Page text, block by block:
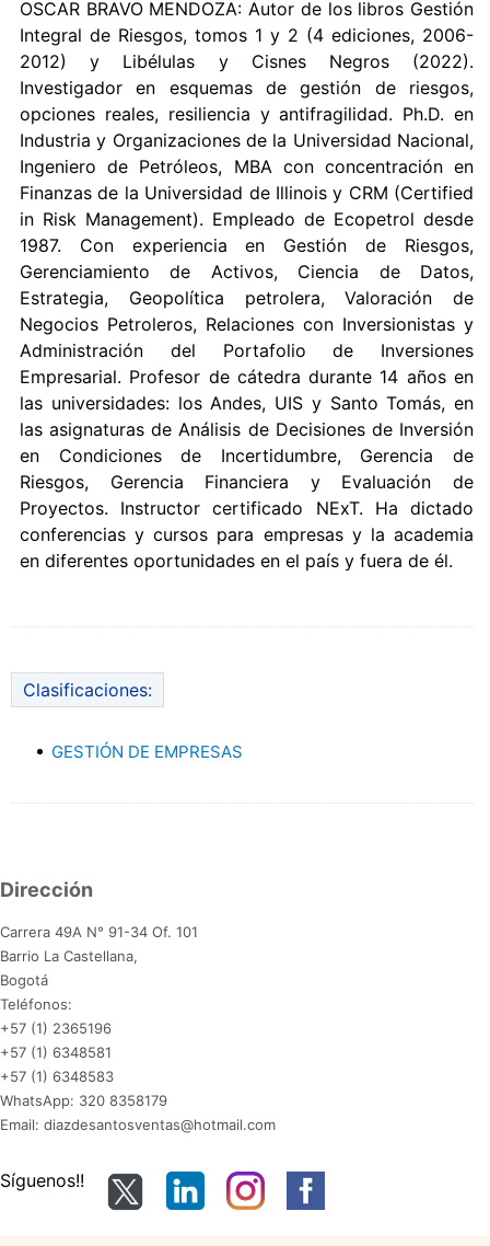
OSCAR BRAVO MENDOZA: Autor de los libros Gestión
Integral de Riesgos, tomos 1 y 2 (4 ediciones, 2006-
2012) y Libélulas y Cisnes Negros (2022).
Investigador en esquemas de gestión de riesgos,
opciones reales, resiliencia y antifragilidad. Ph.D. en
Industria y Organizaciones de la Universidad Nacional,
Ingeniero de Petróleos, MBA con concentración en
Finanzas de la Universidad de Illinois y CRM (Certified
in Risk Management). Empleado de Ecopetrol desde
1987. Con experiencia en Gestión de Riesgos,
Gerenciamiento de Activos, Ciencia de Datos,
Estrategia, Geopolítica petrolera, Valoración de
Negocios Petroleros, Relaciones con Inversionistas y
Administración del Portafolio de Inversiones
Empresarial. Profesor de cátedra durante 14 años en
las universidades: los Andes, UIS y Santo Tomás, en
las asignaturas de Análisis de Decisiones de Inversión
en Condiciones de Incertidumbre, Gerencia de
Riesgos, Gerencia Financiera y Evaluación de
Proyectos. Instructor certificado NExT. Ha dictado
conferencias y cursos para empresas y la academia
en diferentes oportunidades en el país y fuera de él.
Clasificaciones:
GESTIÓN DE EMPRESAS
Dirección
Carrera 49A N° 91-34 Of. 101
Barrio La Castellana,
Bogotá
Teléfonos:
+57 (1) 2365196
+57 (1) 6348581
+57 (1) 6348583
WhatsApp: 320 8358179
Email: diazdesantosventas@hotmail.com
Síguenos!!